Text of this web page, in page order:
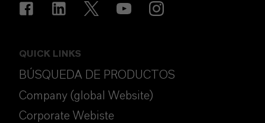
QUICK LINKS
BÚSQUEDA DE PRODUCTOS
Company (global Website)
Corporate Webiste